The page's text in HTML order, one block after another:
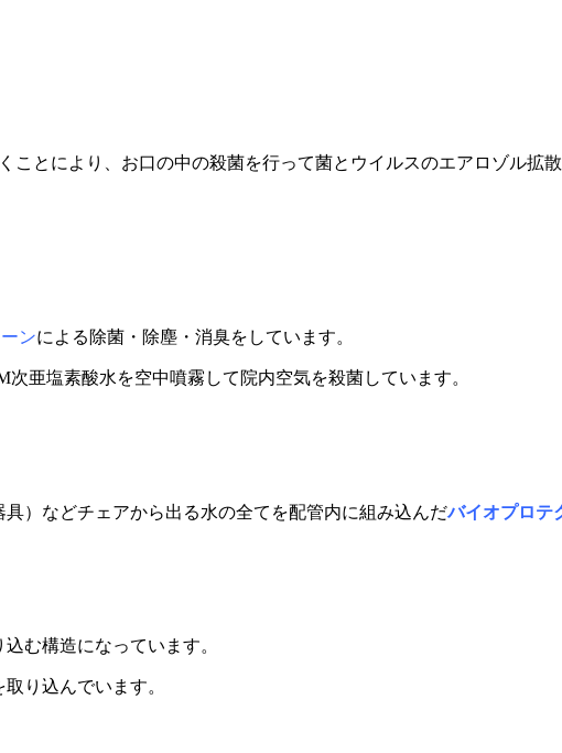
ことにより、お口の中の殺菌を行って菌とウイルスのエアロゾル拡散
ンによる除菌・除塵・消臭をしています。
次亜塩素酸水を空中噴霧して院内空気を殺菌しています。
）などチェアから出る水の全てを配管内に組み込んだバイオプロテ
む構造になっています。
り込んでいます。